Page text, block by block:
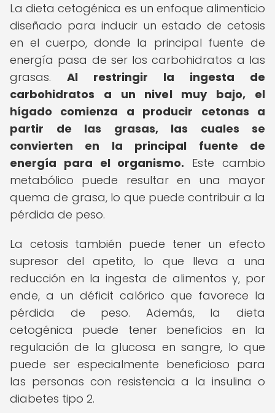
La dieta cetogénica es un enfoque alimenticio
diseñado para inducir un estado de cetosis
en el cuerpo, donde la principal fuente de
energía pasa de ser los carbohidratos a las
grasas. Al restringir la ingesta de
carbohidratos a un nivel muy bajo, el
hígado comienza a producir cetonas a
partir de las grasas, las cuales se
convierten en la principal fuente de
energía para el organismo. Este cambio
metabólico puede resultar en una mayor
quema de grasa, lo que puede contribuir a la
pérdida de peso.
La cetosis también puede tener un efecto
supresor del apetito, lo que lleva a una
reducción en la ingesta de alimentos y, por
ende, a un déficit calórico que favorece la
pérdida de peso. Además, la dieta
cetogénica puede tener beneficios en la
regulación de la glucosa en sangre, lo que
puede ser especialmente beneficioso para
las personas con resistencia a la insulina o
diabetes tipo 2.